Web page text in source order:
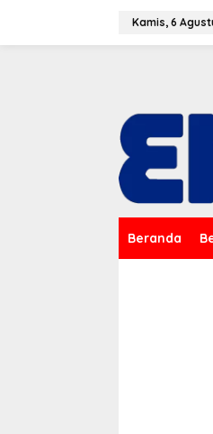
Kamis, 6
Beranda